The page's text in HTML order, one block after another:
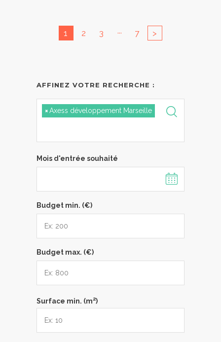
1 2 3 ... 7 >
AFFINEZ VOTRE RECHERCHE :
×Axess développement Marseille
Mois d'entrée souhaité
Budget min. (€)
Budget max. (€)
Surface min. (m2)